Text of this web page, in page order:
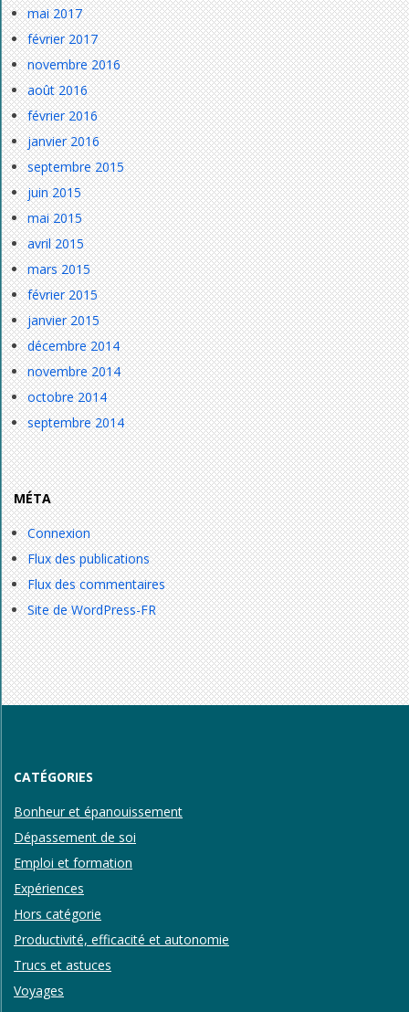
mai 2017
février 2017
novembre 2016
août 2016
février 2016
janvier 2016
septembre 2015
juin 2015
mai 2015
avril 2015
mars 2015
février 2015
janvier 2015
décembre 2014
novembre 2014
octobre 2014
septembre 2014
MÉTA
Connexion
Flux des publications
Flux des commentaires
Site de WordPress-FR
CATÉGORIES
Bonheur et épanouissement
Dépassement de soi
Emploi et formation
Expériences
Hors catégorie
Productivité, efficacité et autonomie
Trucs et astuces
Voyages